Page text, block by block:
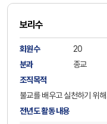
보리수
회원수 20
분과
종교
조직목적
불교를 배우고 실천하기 위
전년도 활동 내용